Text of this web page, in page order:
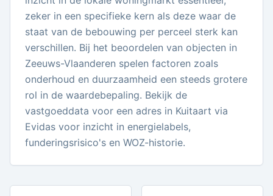
zeker in een specifieke kern als deze waar de
staat van de bebouwing per perceel sterk kan
verschillen. Bij het beoordelen van objecten in
Zeeuws-Vlaanderen spelen factoren zoals
onderhoud en duurzaamheid een steeds grotere
rol in de waardebepaling. Bekijk de
vastgoeddata voor een adres in Kuitaart via
Evidas voor inzicht in energielabels,
funderingsrisico's en WOZ-historie.